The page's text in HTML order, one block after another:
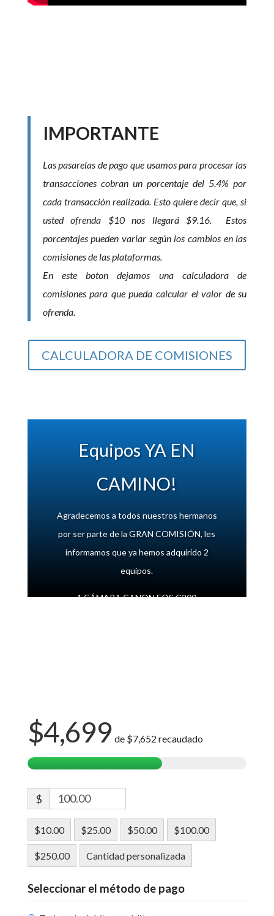
IMPORTANTE
Las pasarelas de pago que usamos para procesar las
transacciones cobran un porcentaje del 5.4% por
cada transacción realizada. Esto quiere decir que, si
usted ofrenda $10 nos llegará $9.16. Estos
porcentajes pueden variar según los cambios en las
comisiones de las plataformas.
En este boton dejamos una calculadora de
comisiones para que pueda calcular el valor de su
ofrenda.
CALCULADORA DE COMISIONES
Equipos YA EN
CAMINO!
Agradecemos a todos nuestros hermanos
por ser parte de la GRAN COMISIÓN, les
informamos que ya hemos adquirido 2
equipos.
1 CÁMARA CANON EOS C200
$4,699 de $7,652 recaudado
$
$10.00 $25.00 $50.00 $100.00
$250.00 Cantidad personalizada
Seleccionar el método de pago